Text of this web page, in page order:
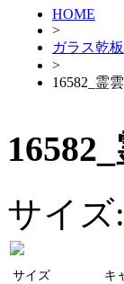
HOME
>
ガラス乾
>
16582_霊
サイズ:
サイズ
キ